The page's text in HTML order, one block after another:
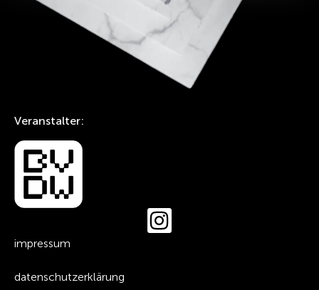
Veranstalter:
impressum
datenschutzerklärung